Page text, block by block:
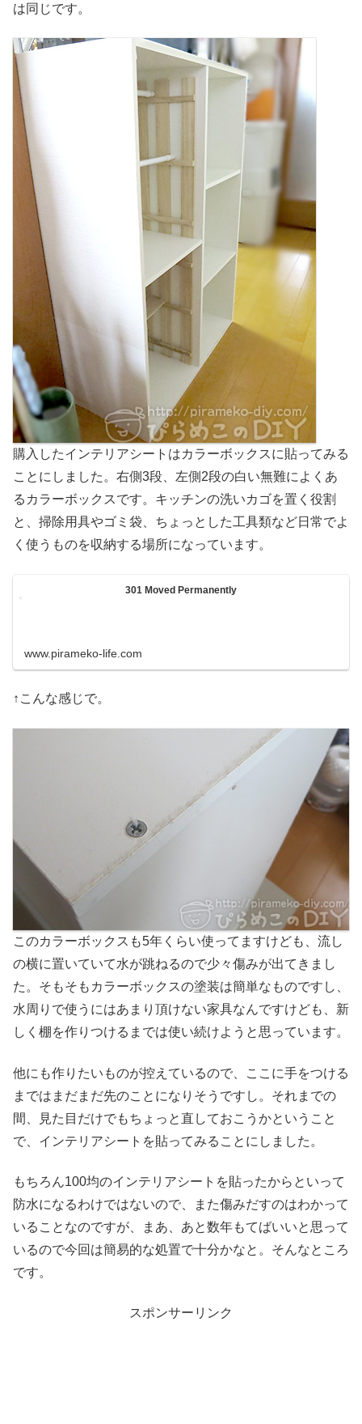
は同じです。
購入したインテリアシートはカラーボックスに貼ってみる
ことにしました。右側3段、左側2段の白い無難によくあ
るカラーボックスです。キッチンの洗いカゴを置く役割
と、掃除用具やゴミ袋、ちょっとした工具類など日常でよ
く使うものを収納する場所になっています。
301 Moved Permanently
www.pirameko-life.com
↑こんな感じで。
このカラーボックスも5年くらい使ってますけども、流し
の横に置いていて水が跳ねるので少々傷みが出てきまし
た。そもそもカラーボックスの塗装は簡単なものですし、
水周りで使うにはあまり頂けない家具なんですけども、新
しく棚を作りつけるまでは使い続けようと思っています。
他にも作りたいものが控えているので、ここに手をつける
まではまだまだ先のことになりそうですし。それまでの
間、見た目だけでもちょっと直しておこうかということ
で、インテリアシートを貼ってみることにしました。
もちろん100均のインテリアシートを貼ったからといって
防水になるわけではないので、また傷みだすのはわかって
いることなのですが、まあ、あと数年もてばいいと思って
いるので今回は簡易的な処置で十分かなと。そんなところ
です。
スポンサーリンク